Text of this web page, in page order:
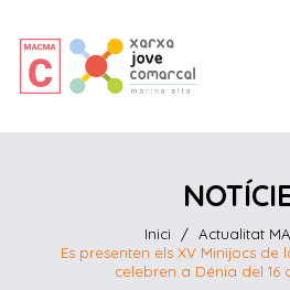
Inici / Actualitat
Es presenten els XV Minijocs de
celebren a Dénia del 16